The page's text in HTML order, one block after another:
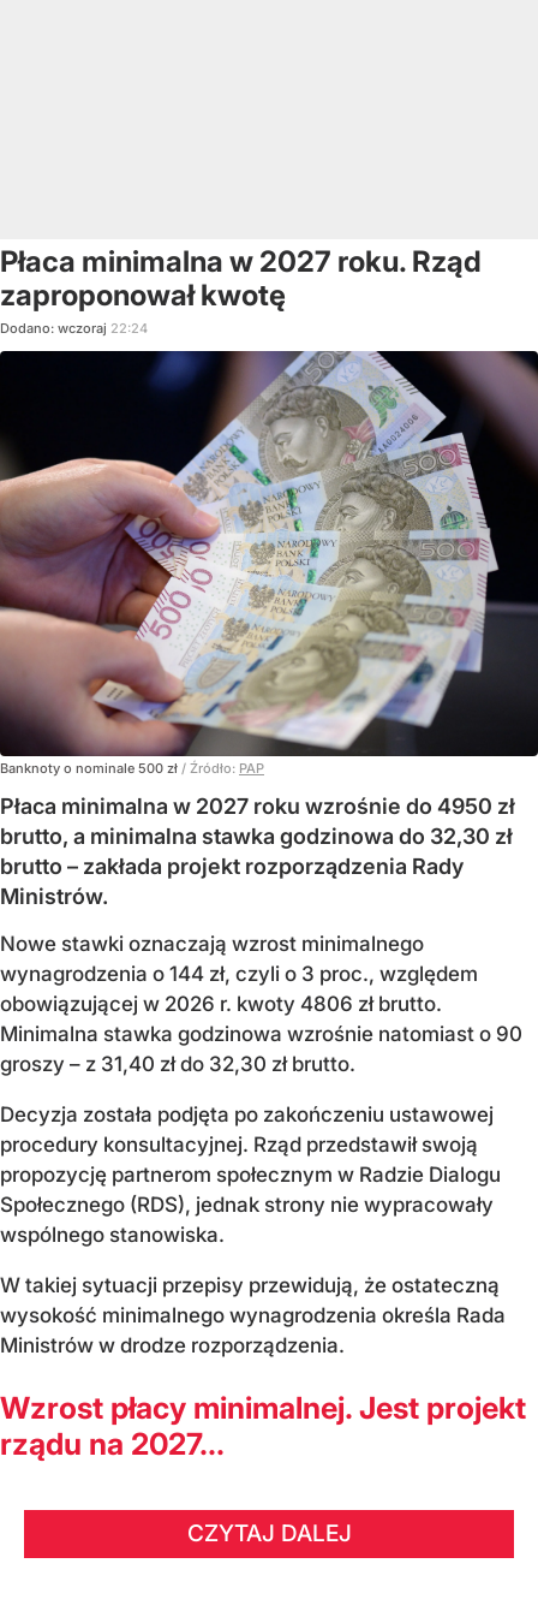
Płaca minimalna w 2027 roku. Rząd
zaproponował kwotę
Dodano: wczoraj 22:24
Banknoty o nominale 500 zł / Źródło: PAP
Płaca minimalna w 2027 roku wzrośnie do 4950 zł
brutto, a minimalna stawka godzinowa do 32,30 zł
brutto – zakłada projekt rozporządzenia Rady
Ministrów.
Nowe stawki oznaczają wzrost minimalnego
wynagrodzenia o 144 zł, czyli o 3 proc., względem
obowiązującej w 2026 r. kwoty 4806 zł brutto.
Minimalna stawka godzinowa wzrośnie natomiast o 90
groszy – z 31,40 zł do 32,30 zł brutto.
Decyzja została podjęta po zakończeniu ustawowej
procedury konsultacyjnej. Rząd przedstawił swoją
propozycję partnerom społecznym w Radzie Dialogu
Społecznego (RDS), jednak strony nie wypracowały
wspólnego stanowiska.
W takiej sytuacji przepisy przewidują, że ostateczną
wysokość minimalnego wynagrodzenia określa Rada
Ministrów w drodze rozporządzenia.
Wzrost płacy minimalnej. Jest projekt
rządu na 2027...
CZYTAJ DALEJ